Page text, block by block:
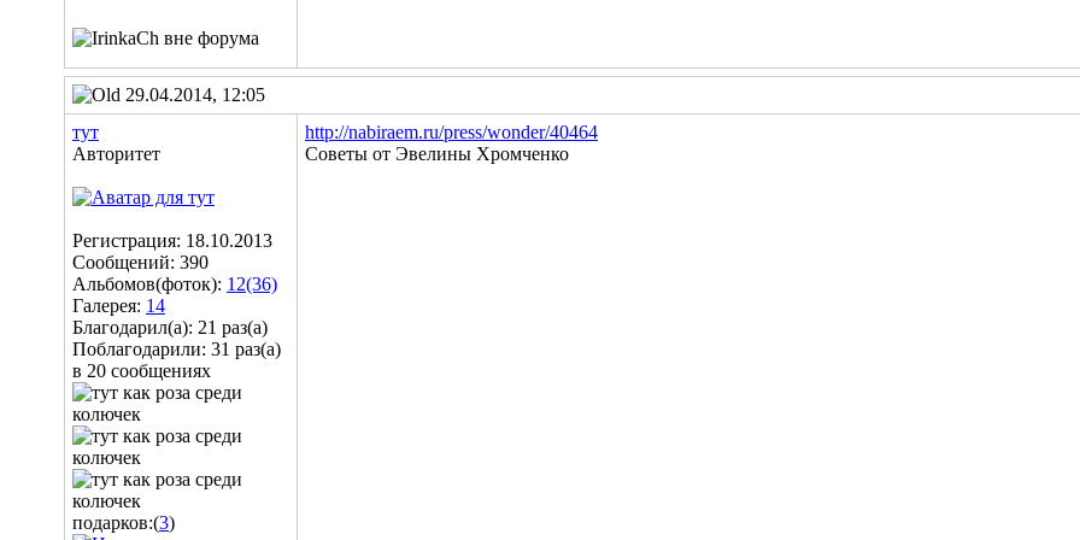
29.04.2014, 12:05
тут
Авторитет
Регистрация: 18.10.2013
Сообщений: 390
Альбомов(фоток): 12(36)
Галерея: 14
Благодарил(а): 21 раз(а)
Поблагодарили: 31 раз(а)
в 20 сообщениях
подарков:(3)
http://nabiraem.ru/press/wonder/40464
Советы от Эвелины Хромченко